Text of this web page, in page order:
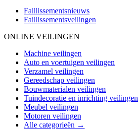
Faillissementsnieuws
Faillissementsveilingen
ONLINE VEILINGEN
Machine veilingen
Auto en voertuigen veilingen
Verzamel veilingen
Gereedschap veilingen
Bouwmaterialen veilingen
Tuindecoratie en inrichting veilingen
Meubel veilingen
Motoren veilingen
Alle categorieën →